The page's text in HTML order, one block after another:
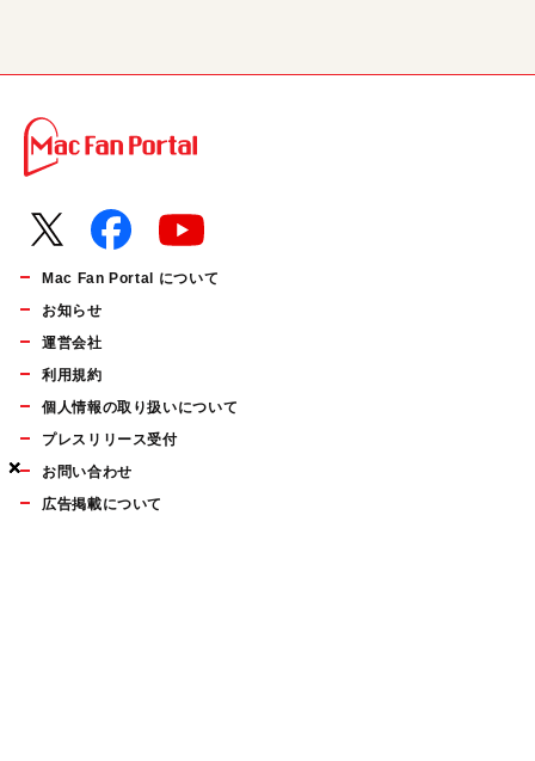
×
×
×
Mac Fan Portal について
お知らせ
運営会社
利用規約
個人情報の取り扱いについて
プレスリリース受付
お問い合わせ
広告掲載について